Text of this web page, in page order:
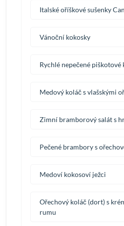
Italské oříškové sušenky
Vánoční kokosky
Rychlé nepečené piškotové
Medový koláč s vlašskými
Zimní bramborový salát s
Pečené brambory s
Medoví kokosoví ježci
Ořechový koláč (dort) s
rumu